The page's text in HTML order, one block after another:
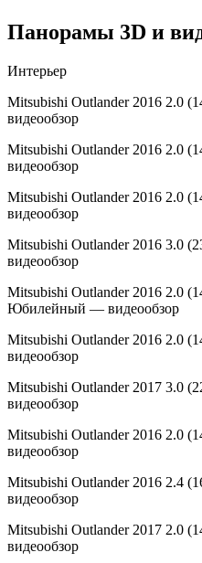
Панорамы 3D и
Интерьер
Mitsubishi Outlander 2016 2.0
видеообзор
Mitsubishi Outlander 2016 2.0
видеообзор
Mitsubishi Outlander 2016 2.0
видеообзор
Mitsubishi Outlander 2016 3.0
видеообзор
Mitsubishi Outlander 2016 2.0
Юбилейный — видеообзор
Mitsubishi Outlander 2016 2.0
видеообзор
Mitsubishi Outlander 2017 3.0
видеообзор
Mitsubishi Outlander 2016 2.0
видеообзор
Mitsubishi Outlander 2016 2.4
видеообзор
Mitsubishi Outlander 2017 2.0
видеообзор